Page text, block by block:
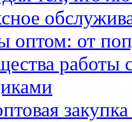
оптом: от
работы